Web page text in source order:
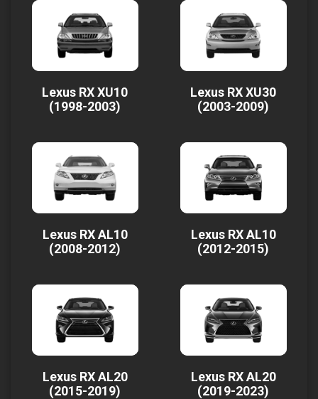
Lexus RX XU10
(1998-2003)
Lexus RX XU30
(2003-2009)
Lexus RX AL10
(2008-2012)
Lexus RX AL10
(2012-2015)
Lexus RX AL20
(2015-2019)
Lexus RX AL20
(2019-2023)